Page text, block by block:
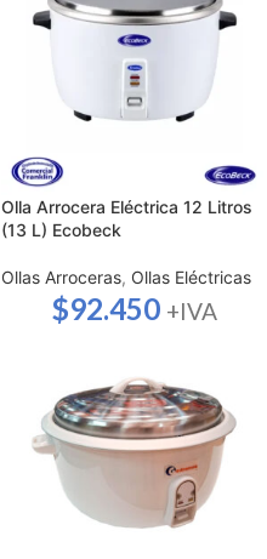
Olla Arrocera Eléctrica 12 Litros
(13 L) Ecobeck
Ollas Arroceras, Ollas Eléctricas
$92.450 +IVA